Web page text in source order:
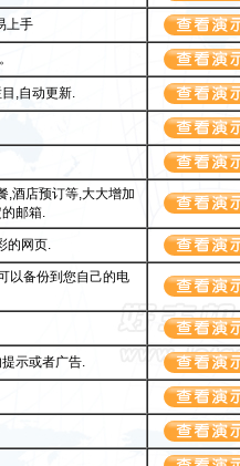
上手
,自动更新.
,酒店预订等,大大增加
邮箱.
的网页.
以备份到您自己的电
示或者广告.